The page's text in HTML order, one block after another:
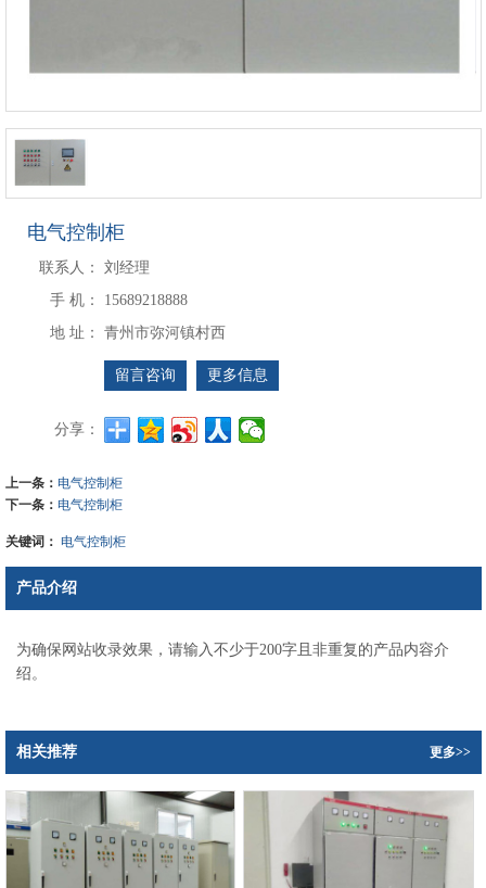
电气控制柜
联系人：
刘经理
手 机：
15689218888
地 址：
青州市弥河镇村西
留言咨询 更多信息
分享：
上一条： 电气控制柜
下一条： 电气控制柜
关键词： 电气控制柜
产品介绍
为确保网站收录效果，请输入不少于200字且非重复的产品内容介
绍。
相关推荐 更多>>